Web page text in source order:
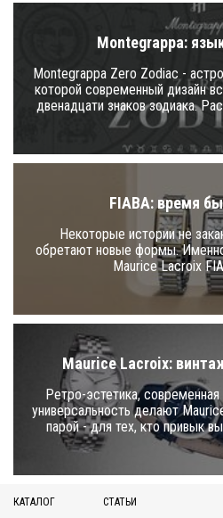
Montegrappa:
Montegrappa Zero Zodiac -
которой современный дизайн
двенадцати знаков зодиака.
FIABA: время
Некоторые истории не
обретают новые формы.
Maurice Lacroix
Maurice Lacroix:
Ретро-эстетика, современная
универсальность делают
парой - для тех, кто привык
КАТАЛОГ СТАТЬИ